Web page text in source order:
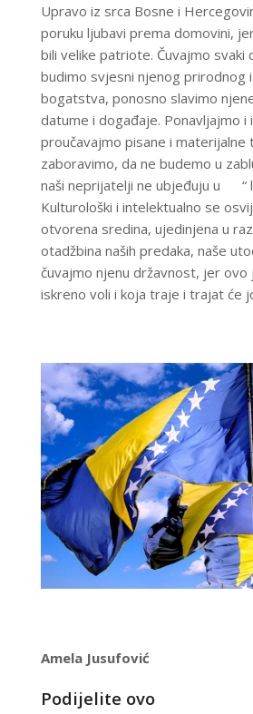
Upravo iz srca Bosne i
poruku ljubavi prema domovini,
bili velike patriote. Čuvajmo svaki
budimo svjesni njenog prirodnog
bogatstva, ponosno slavimo
datume i događaje. Ponavljajmo i
proučavajmo pisane i materijalne
zaboravimo, da ne budemo u
naši neprijatelji ne ubjeđuju u “
Kulturološki i intelektualno se
otvorena sredina, ujedinjena u
otadžbina naših predaka, naše
čuvajmo njenu državnost, jer ovo
iskreno voli i koja traje i trajat će
Amela Jusufović
Podijelite ovo